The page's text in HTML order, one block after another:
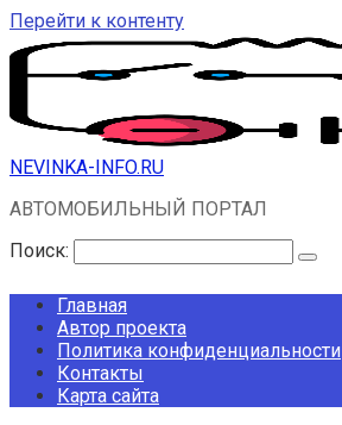
Перейти к контенту
NEVINKA-INFO.RU
АВТОМОБИЛЬНЫЙ ПОРТАЛ
Поиск:
Главная
Автор проекта
Политика конфиденциальности
Контакты
Карта сайта